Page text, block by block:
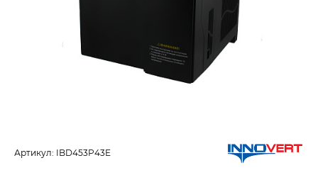
Артикул: IBD453P43E